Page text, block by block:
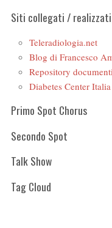
Siti collegati / realizzati
Teleradiologia.net
Blog di Francesco
Repository
Diabetes Center Italia
Primo Spot Chorus
Secondo Spot
Talk Show
Tag Cloud